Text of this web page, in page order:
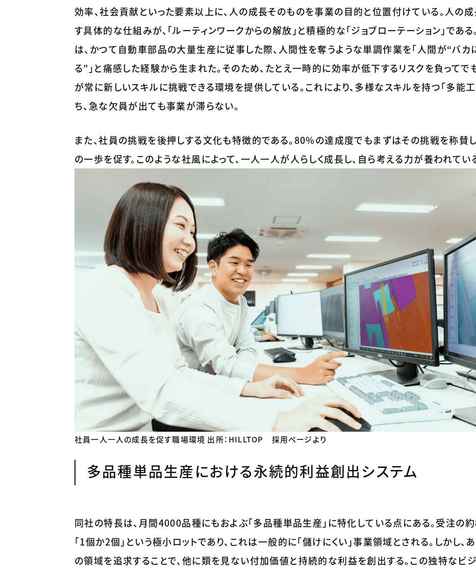
効率、社会貢献といった要素以上に、人の成長そのものを事業の目的と位置付けている。人の
す具体的な仕組みが、「ルーティンワークからの解放」と積極的な「ジョブローテーション」である
は、かつて自動車部品の大量生産に従事した際、人間性を奪うような単調作業を「人間が“バカ
る”」と痛感した経験から生まれた。そのため、たとえ一時的に効率が低下するリスクを負ってで
が常に新しいスキルに挑戦できる環境を提供している。これにより、多様なスキルを持つ「多能工
ち、急な欠員が出ても事業が滞らない。
また、社員の挑戦を後押しする文化も特徴的である。80%の達成度でもまずはその挑戦を称賛
の一歩を促す。このような社風によって、一人一人が人らしく成長し、自ら考える力が養われてい
社員一人一人の成長を促す職場環境 出所：HILLTOP 採用ページより
多品種単品生産における永続的利益創出システム
同社の特長は、月間4000品種にもおよぶ「多品種単品生産」に特化している点にある。受注の
「1個か2個」という極小ロットであり、これは一般的に「儲けにくい」事業領域とされる。しかし、
の領域を追求することで、他に類を見ない付加価値と持続的な利益を創出する。この独特なビ